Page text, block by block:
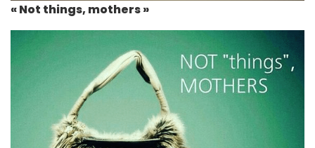
« Not things, mothers »